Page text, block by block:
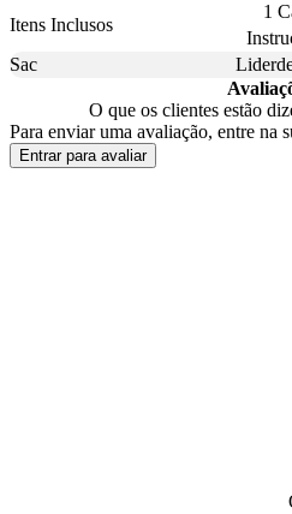
Itens Inclusos
1
Sac
O que os clientes estão
Para enviar uma avaliação, entre na
Entrar para avaliar